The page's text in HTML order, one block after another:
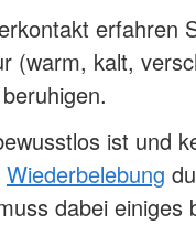
erfahren
(warm, kalt,
ist und
Wiederbelebung
dabei einiges